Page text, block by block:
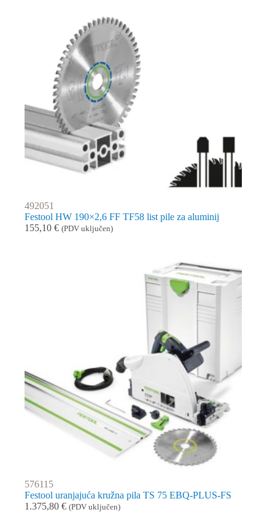
492051
Festool HW 190×2,6 FF TF58 list pile za aluminij
155,10 € (PDV uključen)
576115
Festool uranjajuća kružna pila TS 75 EBQ-PLUS-FS
1.375,80 € (PDV uključen)